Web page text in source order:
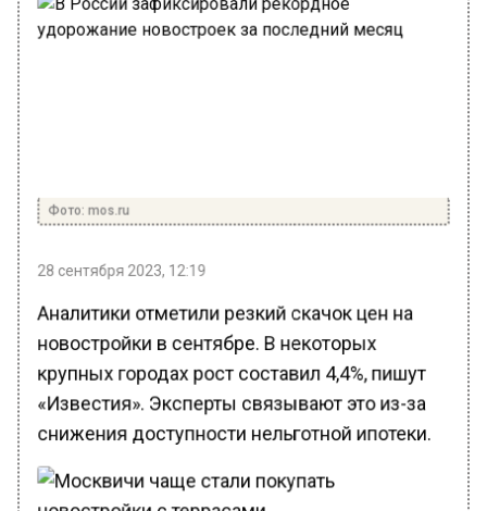
Фото: mos.ru
28 сентября 2023, 12:19
Аналитики отметили резкий скачок цен на
новостройки в сентябре. В некоторых
крупных городах рост составил 4,4%, пишут
«Известия». Эксперты связывают это из-за
снижения доступности нельготной ипотеки.